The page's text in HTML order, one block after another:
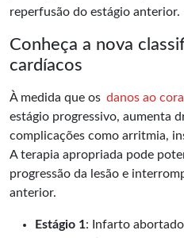
reperfusão do estágio anterior.
Conheça a nova
cardíacos
À medida que os danos ao
estágio progressivo, aumenta
complicações como arritmia,
A terapia apropriada pode
progressão da lesão e
anterior.
Estágio 1: Infarto